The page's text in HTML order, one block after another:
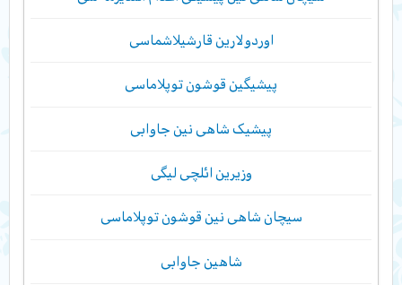
اوردولارین قارشیلاشماسی
پیشیگین قوشون توپلاماسی
پیشیک شاهی نین جاوابی
وزیرین ائلچی لیگی
سیچان شاهی نین قوشون توپلاماسی
شاهین جاوابی